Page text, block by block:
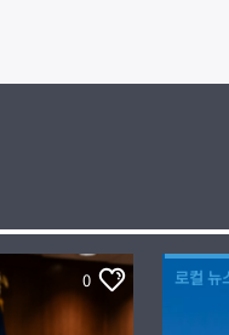
0 로컬 뉴